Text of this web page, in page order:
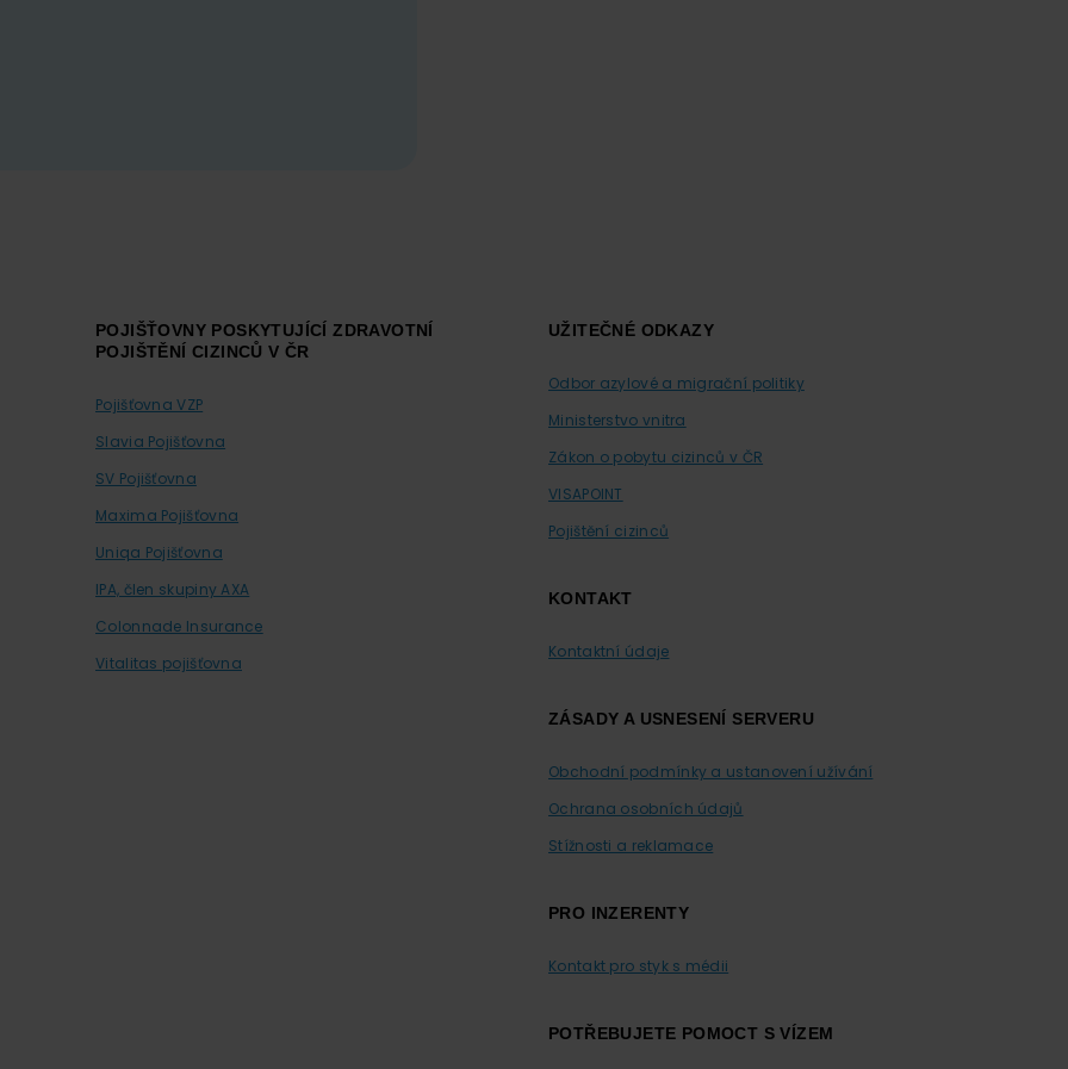
POJIŠŤOVNY POSKYTUJÍCÍ ZDRAVOTNÍ
POJIŠTĚNÍ CIZINCŮ V ČR
Pojišťovna VZP
Slavia Pojišťovna
SV Pojišťovna
Maxima Pojišťovna
Uniqa Pojišťovna
IPA, člen skupiny AXA
Colonnade Insurance
Vitalitas pojišťovna
UŽITEČNÉ ODKAZY
Odbor azylové a migrační politiky
Ministerstvo vnitra
Zákon o pobytu cizinců v ČR
VISAPOINT
Pojištění cizinců
KONTAKT
Kontaktní údaje
ZÁSADY A USNESENÍ SERVERU
Obchodní podmínky a ustanovení užívání
Ochrana osobních údajů
Stížnosti a reklamace
PRO INZERENTY
Kontakt pro styk s médii
POTŘEBUJETE POMOCT S VÍZEM